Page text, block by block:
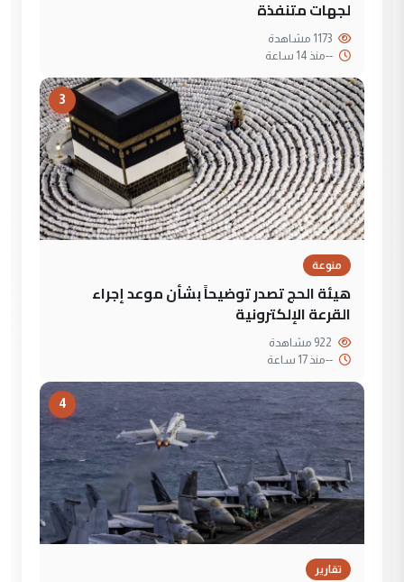
لجهات متنفذة
--منذ 14 ساعة
3
منوعة
هيئة الحج تصدر توضيحاً بشأن موعد إجراء
القرعة الإلكترونية
--منذ 17 ساعة
4
تقارير